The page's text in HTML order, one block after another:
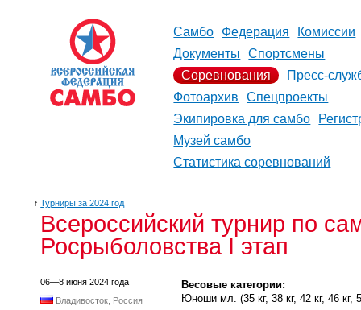
Самбо Федерация
Комиссии
Документы
Спортсмены
Соревнования
Пресс-
Фотоархив
Спецпроекты
Экипировка для самбо
Музей самбо
Статистика соревнований
↑ Турниры за 2024 год
Всероссийский турнир по
Росрыболовства I этап
06—8 июня 2024 года
Владивосток, Россия
Весовые категории:
Юноши мл. (35 кг, 38 кг, 42 кг, 46 кг,